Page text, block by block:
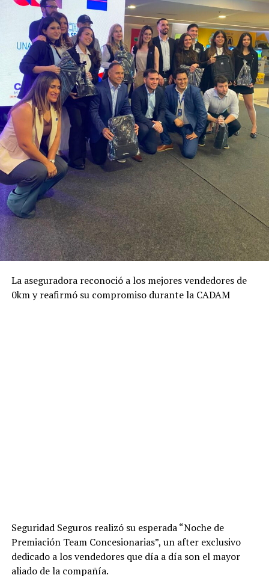
La aseguradora reconoció a los mejores vendedores de
0km y reafirmó su compromiso durante la CADAM
Seguridad Seguros realizó su esperada “Noche de
Premiación Team Concesionarias”, un after exclusivo
dedicado a los vendedores que día a día son el mayor
aliado de la compañía.